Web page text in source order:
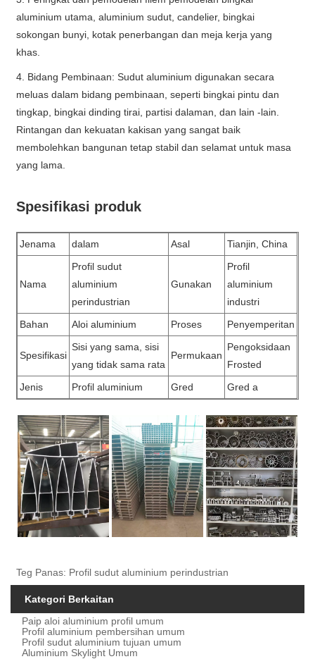
aluminium utama, aluminium sudut, candelier, bingkai
sokongan bunyi, kotak penerbangan dan meja kerja yang
khas.
4. Bidang Pembinaan: Sudut aluminium digunakan secara
meluas dalam bidang pembinaan, seperti bingkai pintu dan
tingkap, bingkai dinding tirai, partisi dalaman, dan lain -lain.
Rintangan dan kekuatan kakisan yang sangat baik
membolehkan bangunan tetap stabil dan selamat untuk masa
yang lama.
Spesifikasi produk
Jenama dalam Asal Tianjin, China
Nama
Profil sudut
aluminium
perindustrian
Gunakan
Profil
aluminium
industri
Bahan
Aloi aluminium Proses Penyemperitan
Spesifikasi
Sisi yang sama, sisi
yang tidak sama rata
Permukaan
Pengoksidaan
Frosted
Jenis
Profil aluminium Gred Gred a
Teg Panas: Profil sudut aluminium perindustrian
Kategori Berkaitan
Paip aloi aluminium profil umum
Profil aluminium pembersihan umum
Profil sudut aluminium tujuan umum
Aluminium Skylight Umum